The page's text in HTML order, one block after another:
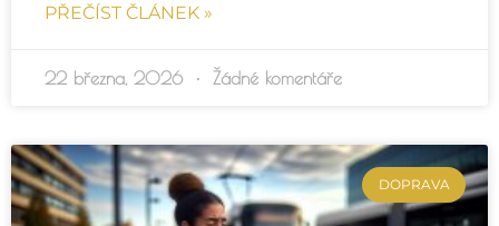
PŘEČÍST ČLÁNEK »
22 března, 2026 Žádné komentáře
DOPRAVA